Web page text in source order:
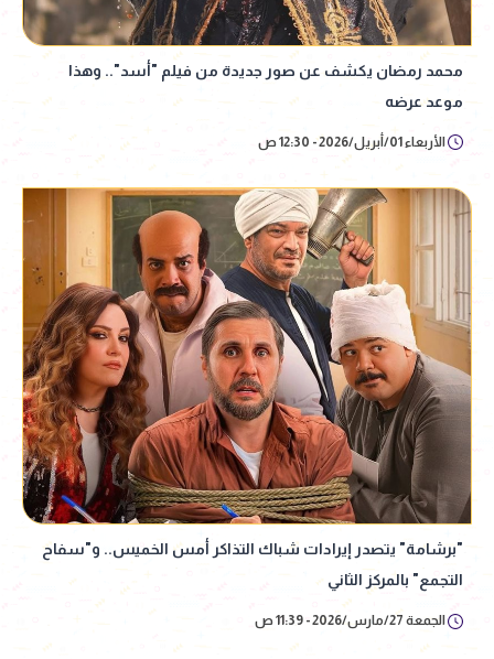
محمد رمضان يكشف عن صور جديدة من فيلم "أسد".. وهذا
موعد عرضه
الأربعاء 01/أبريل/2026 - 12:30 ص
"برشامة" يتصدر إيرادات شباك التذاكر أمس الخميس.. و"سفاح
التجمع" بالمركز الثاني
الجمعة 27/مارس/2026 - 11:39 ص